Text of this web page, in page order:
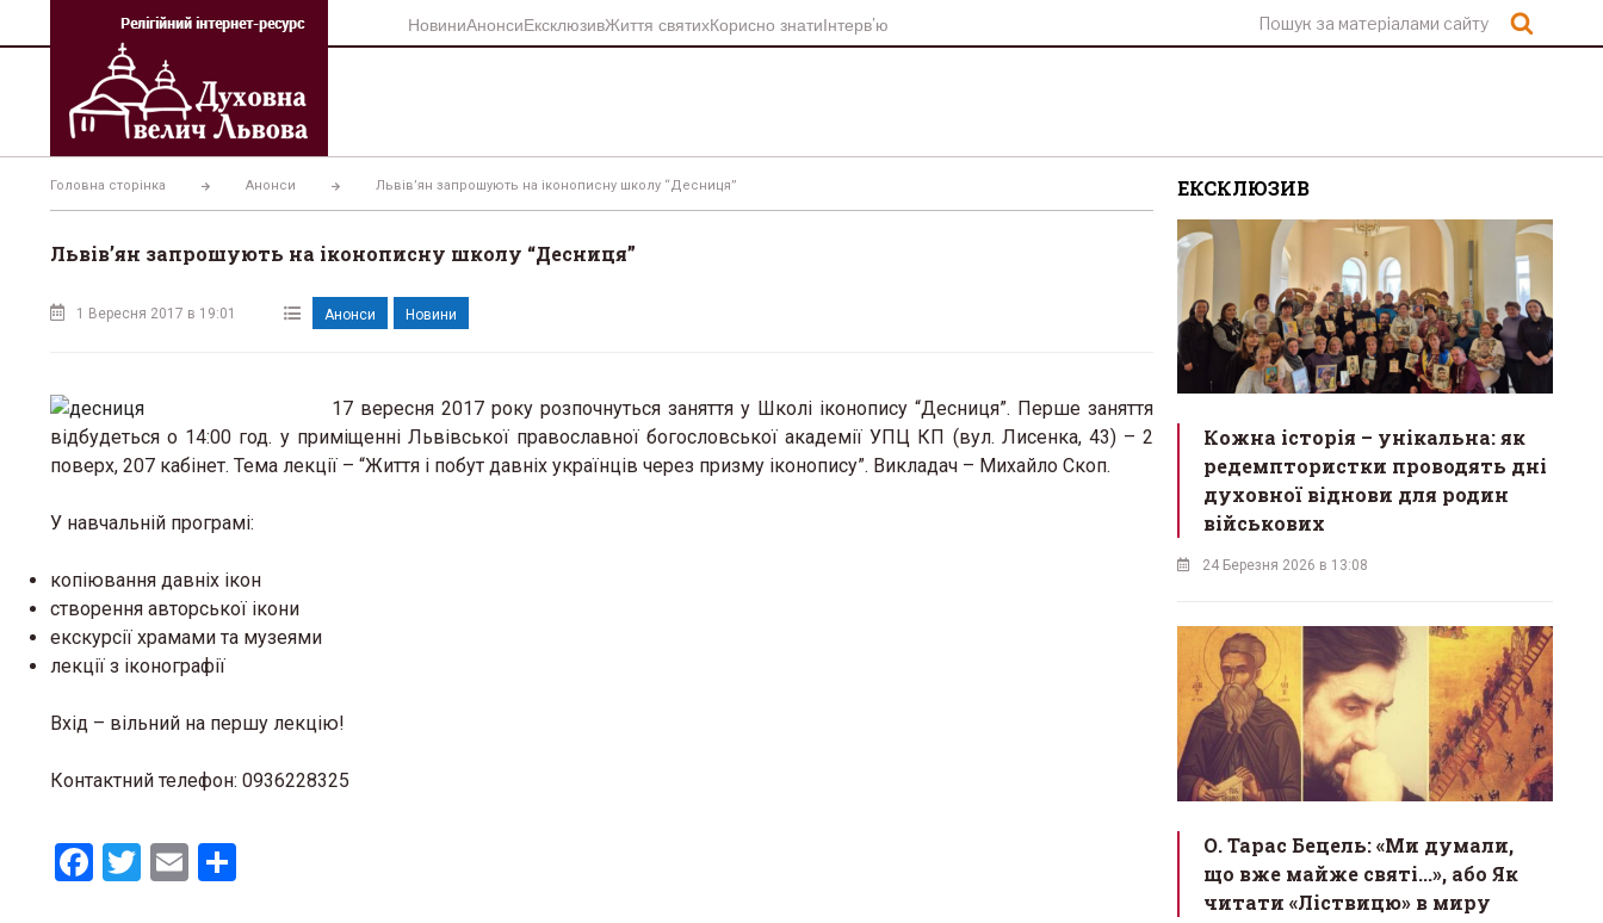
вмісту
НовиниАнонсиЕксклюзивЖиття святихКорисно знатиІнтерв’ю
Головна сторінка Анонси Львів’ян запрошують на іконописну школу “Десниця”
Львів’ян запрошують на іконописну школу “Десниця”
1 Вересня 2017 в 19:01 Анонси Новини
17 вересня 2017 року розпочнуться заняття у Школі іконопису “Десниця”. Перше заняття
відбудеться о 14:00 год. у приміщенні Львівської православної богословської академії УПЦ КП (вул. Лисенка, 43) – 2
поверх, 207 кабінет. Тема лекції – “Життя і побут давніх українців через призму іконопису”. Викладач – Михайло Скоп.
У навчальній програмі:
копіювання давніх ікон
створення авторської ікони
екскурсії храмами та музеями
лекції з іконографії
Вхід – вільний на першу лекцію!
Контактний телефон: 0936228325
F
T
E
ЕКСКЛЮЗИВ
Кожна історія – унікальна: як
редемптористки проводять дні
духовної віднови для родин
військових
24 Березня 2026 в 13:08
О. Тарас Бецель: «Ми думали,
що вже майже святі...», або Як
читати «Ліствицю» в миру